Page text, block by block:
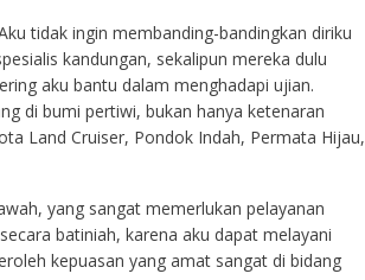
tidak ingin membanding-bandingkan diriku
kandungan, sekalipun mereka dulu
aku bantu dalam menghadapi ujian.
di bumi pertiwi, bukan hanya ketenaran
Land Cruiser, Pondok Indah, Permata Hijau,
yang sangat memerlukan pelayanan
batiniah, karena aku dapat melayani
kepuasan yang amat sangat di bidang